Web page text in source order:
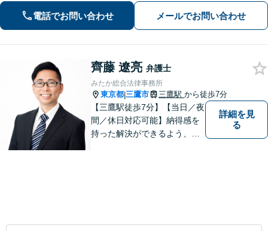
案内します。
電話でお問い合わせ メールでお問い合わせ
齊藤 遼亮 弁護士
みたか総合法律事務所
東京都|三鷹市 三鷹駅 から徒歩7分
【三鷹駅徒歩7分】【当日／夜
間／休日対応可能】納得感を
持った解決ができるよう、問
ス利用可能】
詳細を見
る